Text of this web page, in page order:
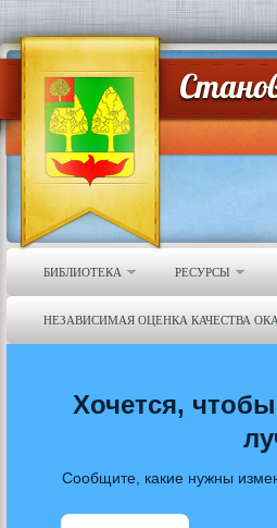
БИБЛИОТЕКА РЕСУРСЫ
НЕЗАВИСИМАЯ ОЦЕНКА КАЧЕСТВА
Хочется,
Сообщите, какие нужны